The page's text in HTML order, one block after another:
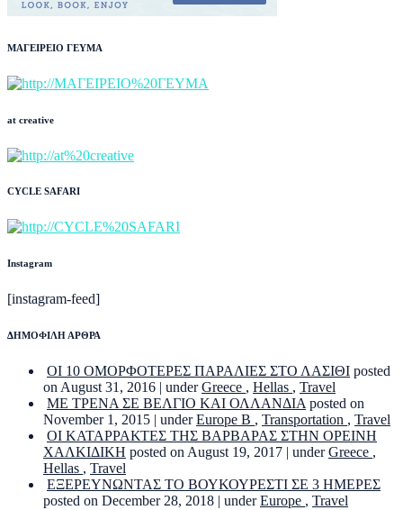
ΜΑΓΕΙΡΕΙΟ ΓΕΥΜΑ
at creative
CYCLE SAFARI
Instagram
[instagram-feed]
ΔΗΜΟΦΙΛΗ ΑΡΘΡΑ
ΟΙ 10 ΟΜΟΡΦΟΤΕΡΕΣ ΠΑΡΑΛΙΕΣ ΣΤΟ ΛΑΣΙΘΙ posted
on August 31, 2016 | underGreece , Hellas , Travel
ΜΕ ΤΡΕΝΑ ΣΕ ΒΕΛΓΙΟ ΚΑΙ ΟΛΛΑΝΔΙΑ posted on
November 1, 2015 | underEurope B , Transportation , Travel
ΟΙ ΚΑΤΑΡΡΑΚΤΕΣ ΤΗΣ ΒΑΡΒΑΡΑΣ ΣΤΗΝ ΟΡΕΙΝΗ
ΧΑΛΚΙΔΙΚΗ posted on August 19, 2017 | underGreece ,
Hellas , Travel
ΕΞΕΡΕΥΝΩΝΤΑΣ ΤΟ ΒΟΥΚΟΥΡΕΣΤΙ ΣΕ 3 ΗΜΕΡΕΣ
posted on December 28, 2018 | underEurope , Travel